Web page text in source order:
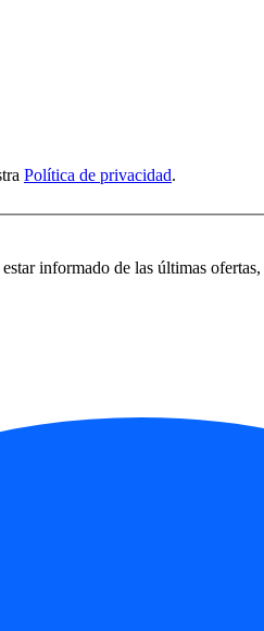
Política de privacidad.
informado de las últimas ofertas,